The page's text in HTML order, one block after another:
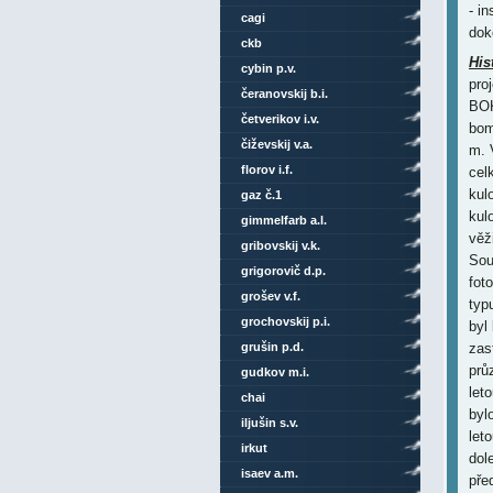
-
m.
byl
cagi
ckb
cybin p.v.
čeranovskij b.i.
četverikov i.v.
čiževskij v.a.
florov i.f.
gaz č.1
gimmelfarb a.l.
gribovskij v.k.
grigorovič d.p.
grošev v.f.
grochovskij p.i.
grušin p.d.
gudkov m.i.
chai
iljušin s.v.
irkut
isaev a.m.